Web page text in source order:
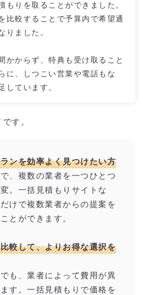
もりを取ることができました。
比較することで予算内で希望通
りました。
かからず、特典も受け取ること
に、しつこい営業や電話もな
しています。
す。
ンを効率よく見つけたい方
、複数の業者を一つひとつ
。一括見積もりサイトな
けで複数業者からの提案を
とができます。
較して、よりお得な選択を
も、業者によって費用が異
す。一括見積もりで価格を